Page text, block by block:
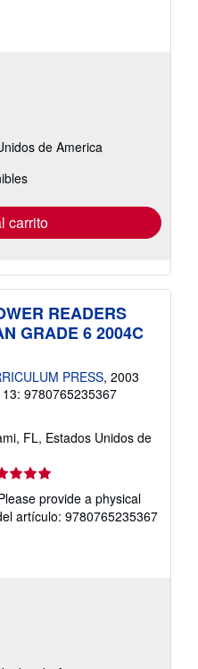
de America
carrito
READERS
GRADE 6 2004C
PRESS, 2003
13: 9780765235367
FL, Estados Unidos de
provide a physical
artículo: 9780765235367